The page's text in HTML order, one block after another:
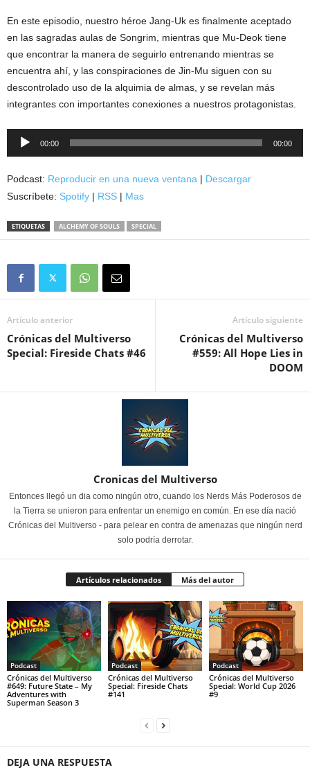
En este episodio, nuestro héroe Jang-Uk es finalmente aceptado
en las sagradas aulas de Songrim, mientras que Mu-Deok tiene
que encontrar la manera de seguirlo entrenando mientras se
encuentra ahí, y las conspiraciones de Jin-Mu siguen con su
descontrolado uso de la alquimia de almas, y se revelan más
integrantes con importantes conexiones a nuestros protagonistas.
Reproductor
00:00 00:00
Podcast: Reproducir en una nueva ventana | Descargar
Suscríbete: Spotify | RSS | Mas
ETIQUETAS ALCHEMY OF SOULS SPECIAL
Artículo anterior
Crónicas del Multiverso
Special: Fireside Chats #46
Artículo siguiente
Crónicas del Multiverso
#559: All Hope Lies in
DOOM
Cronicas del Multiverso
Entonces llegó un dia como ningún otro, cuando los Nerds Más Poderosos de
la Tierra se unieron para enfrentar un enemigo en común. En ese día nació
Crónicas del Multiverso - para pelear en contra de amenazas que ningún nerd
solo podría derrotar.
Artículos relacionados Más del autor
Podcast
Crónicas del Multiverso
#649: Future State – My
Adventures with
Superman Season 3
Podcast
Crónicas del Multiverso
Special: Fireside Chats
#141
Podcast
Crónicas del Multiverso
Special: World Cup 2026
#9
DEJA UNA RESPUESTA